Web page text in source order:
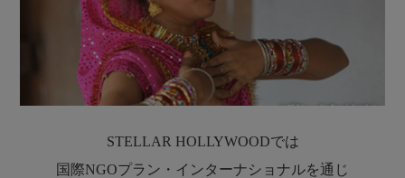
STELLAR HOLLYWOODでは
国際NGOプラン・インターナショナルを通じ